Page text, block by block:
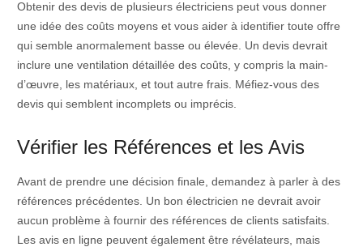
Obtenir des devis de plusieurs électriciens peut vous donner
une idée des coûts moyens et vous aider à identifier toute offre
qui semble anormalement basse ou élevée. Un devis devrait
inclure une ventilation détaillée des coûts, y compris la main-
d’œuvre, les matériaux, et tout autre frais. Méfiez-vous des
devis qui semblent incomplets ou imprécis.
Vérifier les Références et les Avis
Avant de prendre une décision finale, demandez à parler à des
références précédentes. Un bon électricien ne devrait avoir
aucun problème à fournir des références de clients satisfaits.
Les avis en ligne peuvent également être révélateurs, mais